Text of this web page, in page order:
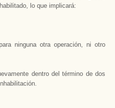
lo que implicará:
ninguna otra operación, ni otro
dentro del término de dos